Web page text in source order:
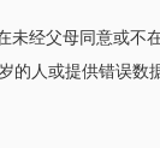
未经父母同意或不
的人或提供错误数